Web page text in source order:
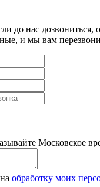
до нас дозвониться,
и мы вам
Московское
обработку моих